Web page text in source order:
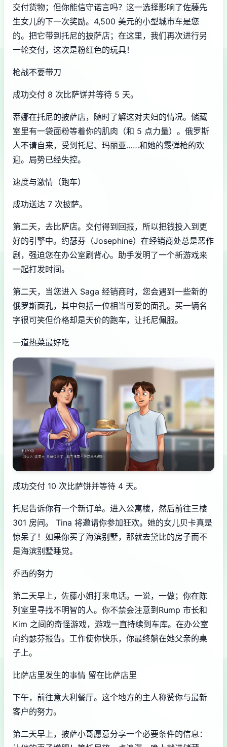
交付货物；但你能信守诺言吗？这一选择影响了佐藤先
生女儿的下一次奖励。4,500 美元的小型城市车是您
的。把它带到托尼的披萨店；在这里，我们再次进行另
一轮交付，这次是粉红色的玩具！
枪战不要带刀
成功交付 8 次比萨饼并等待 5 天。
蒂娜在托尼的披萨店，随时了解这对夫妇的情况。储藏
室里有一袋面粉等着你的肌肉（和 5 点力量）。俄罗斯
人不请自来，受到托尼、玛丽亚……和她的霰弹枪的欢
迎。局势已经失控。
速度与激情（跑车）
成功送达 7 次披萨。
第二天，去比萨店。交付得到回报，所以把钱投入到更
好的引擎中。约瑟芬（Josephine）在经销商处总是恶作
剧，强迫您在办公室刷背心。助手发明了一个新游戏来
一起打发时间。
第二天，当您进入 Saga 经销商时，您会遇到一些新的
俄罗斯面孔，其中包括一位相当可爱的面孔。买一辆名
字很可笑但价格却是天价的跑车，让托尼佩服。
一道热菜最好吃
成功交付 10 次比萨饼并等待 4 天。
托尼告诉你有一个新订单。进入公寓楼，然后前往三楼
301 房间。 Tina 将邀请你参加狂欢。她的女儿贝卡真是
惊呆了！如果你买了海滨别墅，那就去黛比的房子而不
是海滨别墅睡觉。
乔西的努力
第二天早上，佐藤小姐打来电话。一说，一做；你在陈
列室里寻找不明智的人。你不禁会注意到Rump 市长和
Kim 之间的奇怪游戏，游戏一直持续到车库。在办公室
向约瑟芬报告。工作使你快乐，你最终躺在她父亲的桌
子上。
比萨店里发生的事情 留在比萨店里
下午，前往意大利餐厅。这个地方的主人称赞你与最新
客户的努力。
第二天早上，披萨小哥愿意分享一个必要条件的信息：